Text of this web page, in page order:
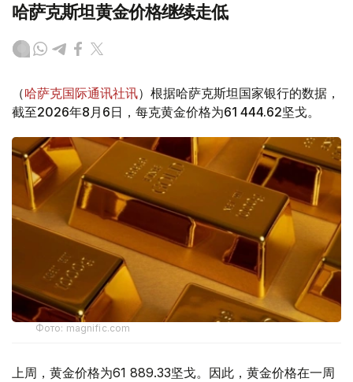
哈萨克斯坦黄金价格继续走低
（哈萨克国际通讯社讯）根据哈萨克斯坦国家银行的数据，
截至2026年8月6日，每克黄金价格为61 444.62坚戈。
Фото: magnific.com
上周，黄金价格为61 889.33坚戈。因此，黄金价格在一周